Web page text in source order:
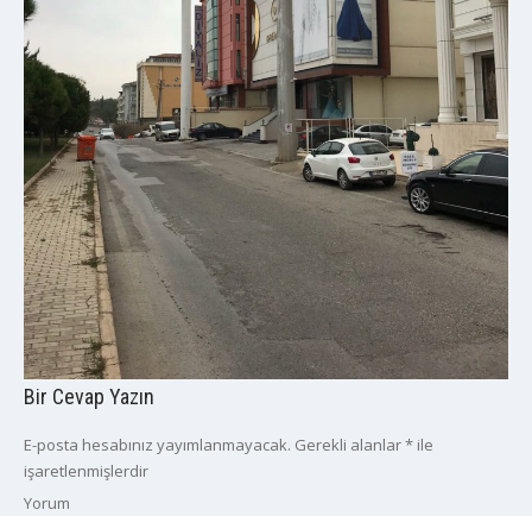
Bir Cevap Yazın
E-posta hesabınız yayımlanmayacak. Gerekli alanlar* ile
işaretlenmişlerdir
Yorum